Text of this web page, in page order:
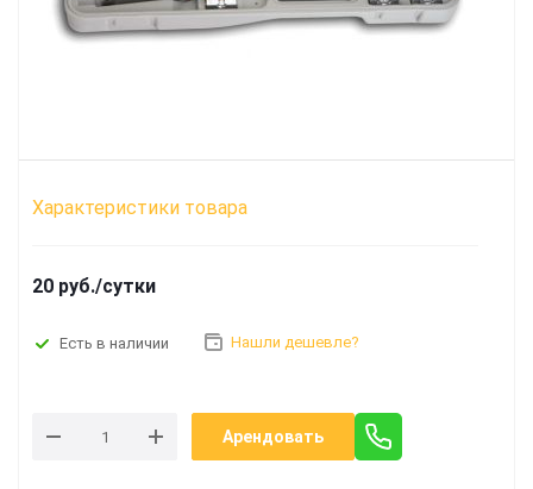
Характеристики товара
20 руб./сутки
Есть в наличии Нашли дешевле?
Арендовать